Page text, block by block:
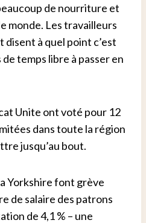
de nourriture et
monde. Les travailleurs
disent à quel point c’est
temps libre à passer en
Unite ont voté pour 12
dans toute la région
jusqu’au bout.
Yorkshire font grève
de salaire des patrons
de 4,1 % – une